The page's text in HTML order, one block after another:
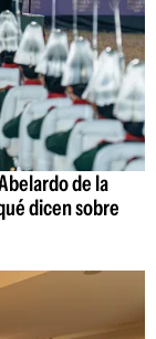
de la
dicen sobre